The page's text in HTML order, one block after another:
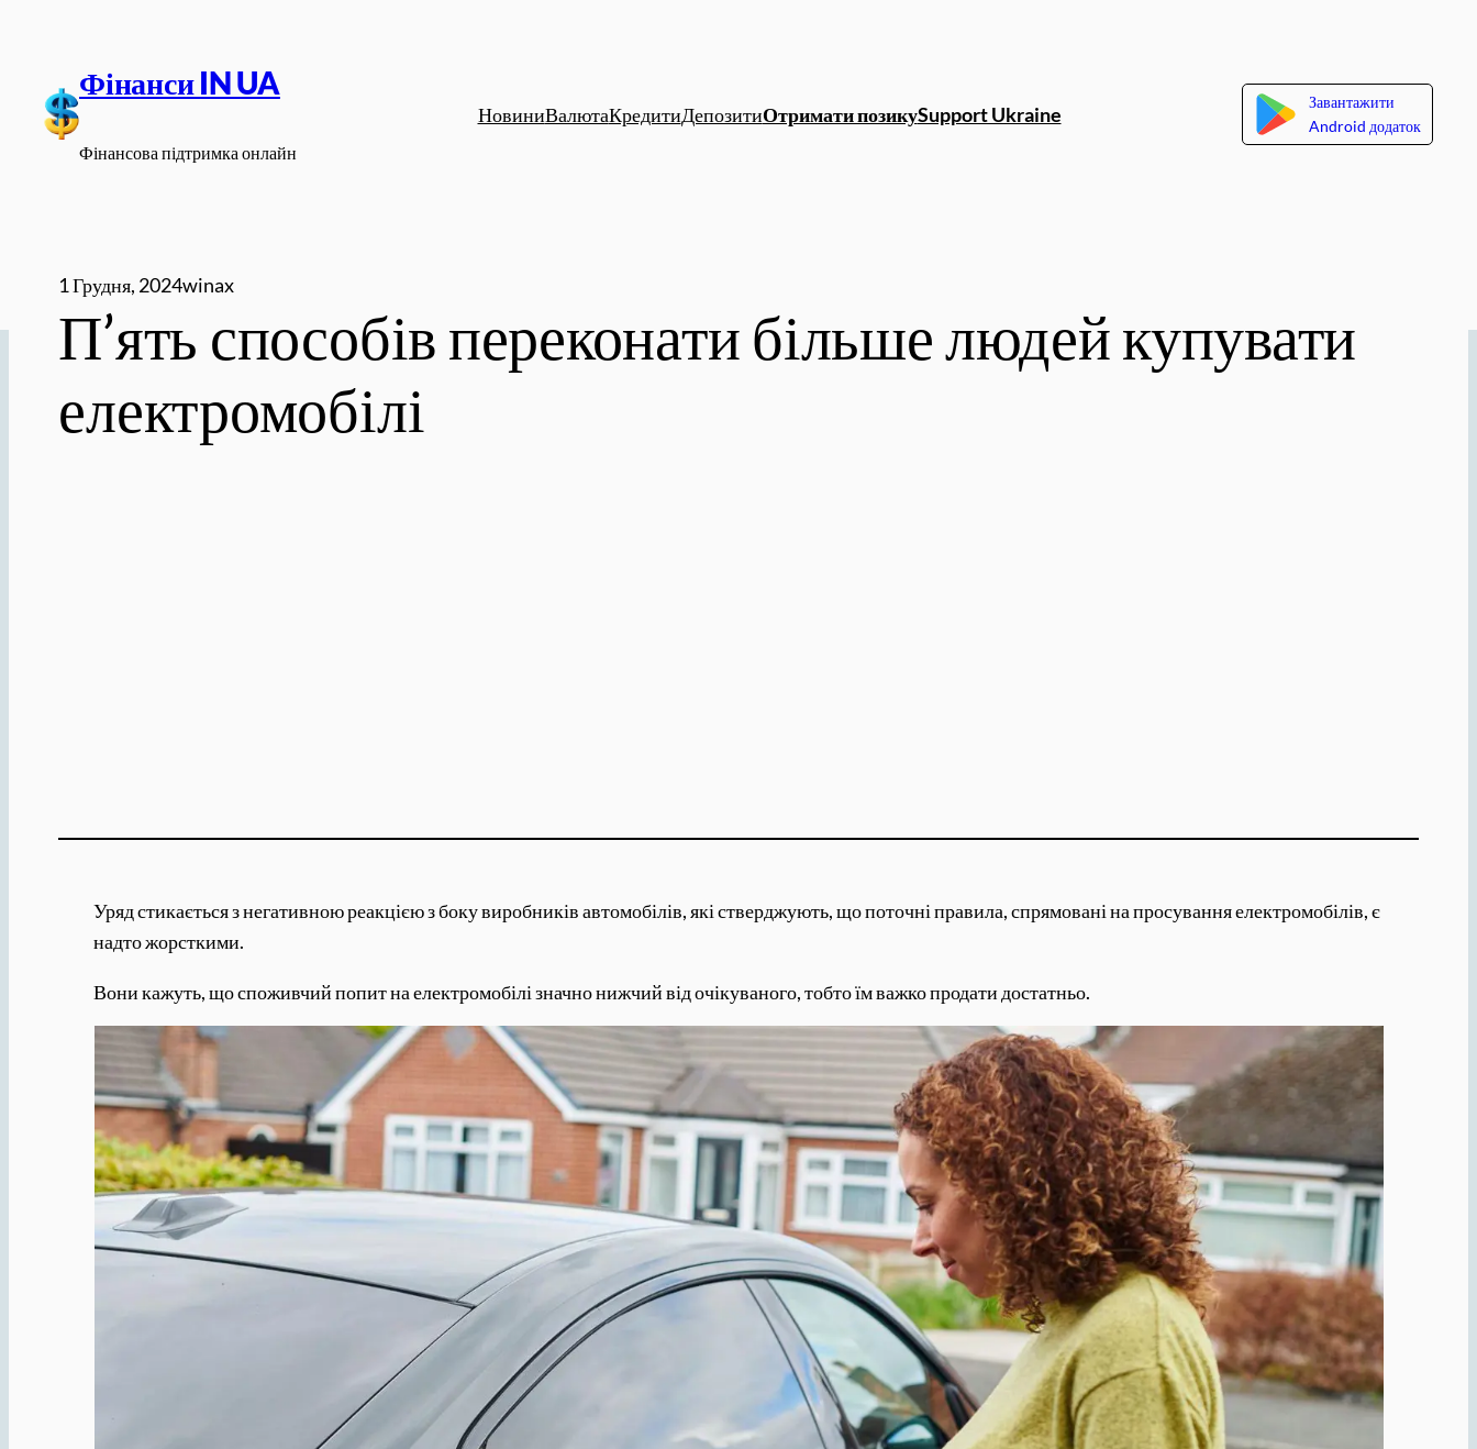
вмісту
Фінанси IN UA
Фінансова підтримка онлайн
НовиниВалютаКредитиДепозитиОтримати позикуSupport Ukraine
Завантажити
Android додаток
1 Грудня, 2024winax
П’ять способів переконати більше людей купувати
електромобілі
Уряд стикається з негативною реакцією з боку виробників автомобілів, які стверджують, що поточні правила, спрямовані на просування електромобілів, є
надто жорсткими.
Вони кажуть, що споживчий попит на електромобілі значно нижчий від очікуваного, тобто їм важко продати достатньо.